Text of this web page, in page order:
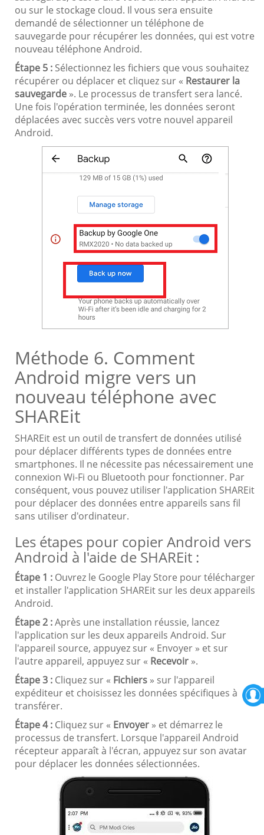
ou sur le stockage cloud. Il vous sera ensuite
demandé de sélectionner un téléphone de
sauvegarde pour récupérer les données, qui est votre
nouveau téléphone Android.
Étape 5 : Sélectionnez les fichiers que vous souhaitez
récupérer ou déplacer et cliquez sur « Restaurer la
sauvegarde ». Le processus de transfert sera lancé.
Une fois l'opération terminée, les données seront
déplacées avec succès vers votre nouvel appareil
Android.
Méthode 6. Comment
Android migre vers un
nouveau téléphone avec
SHAREit
SHAREit est un outil de transfert de données utilisé
pour déplacer différents types de données entre
smartphones. Il ne nécessite pas nécessairement une
connexion Wi-Fi ou Bluetooth pour fonctionner. Par
conséquent, vous pouvez utiliser l'application SHAREit
pour déplacer des données entre appareils sans fil
sans utiliser d'ordinateur.
Les étapes pour copier Android vers
Android à l'aide de SHAREit :
Étape 1 : Ouvrez le Google Play Store pour télécharger
et installer l'application SHAREit sur les deux appareils
Android.
Étape 2 :Après une installation réussie, lancez
l'application sur les deux appareils Android. Sur
l'appareil source, appuyez sur « Envoyer » et sur
l'autre appareil, appuyez sur « Recevoir ».
Étape 3 : Cliquez sur « Fichiers » sur l'appareil
expéditeur et choisissez les données spécifiques à
transférer.
Étape 4 : Cliquez sur « Envoyer » et démarrez le
processus de transfert. Lorsque l'appareil Android
récepteur apparaît à l'écran, appuyez sur son avatar
pour déplacer les données sélectionnées.